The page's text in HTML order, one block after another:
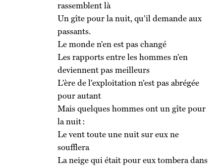
rassemblent là
Un gîte pour la nuit, qu’il demande aux
passants.
Le monde n’en est pas changé
Les rapports entre les hommes n’en
deviennent pas meilleurs
L’ère de l’exploitation n’est pas abrégée
pour autant
Mais quelques hommes ont un gîte pour
la nuit :
Le vent toute une nuit sur eux ne
soufflera
La neige qui était pour eux tombera dans